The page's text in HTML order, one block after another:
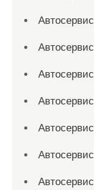
Автосервис
Автосервис
Автосервис
Автосервис
Автосервис
Автосервис
Автосервис